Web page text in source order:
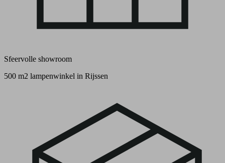
Sfeervolle showroom
500 m2 lampenwinkel in Rijssen